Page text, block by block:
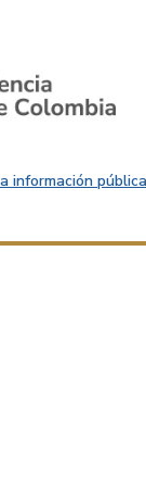
información pública